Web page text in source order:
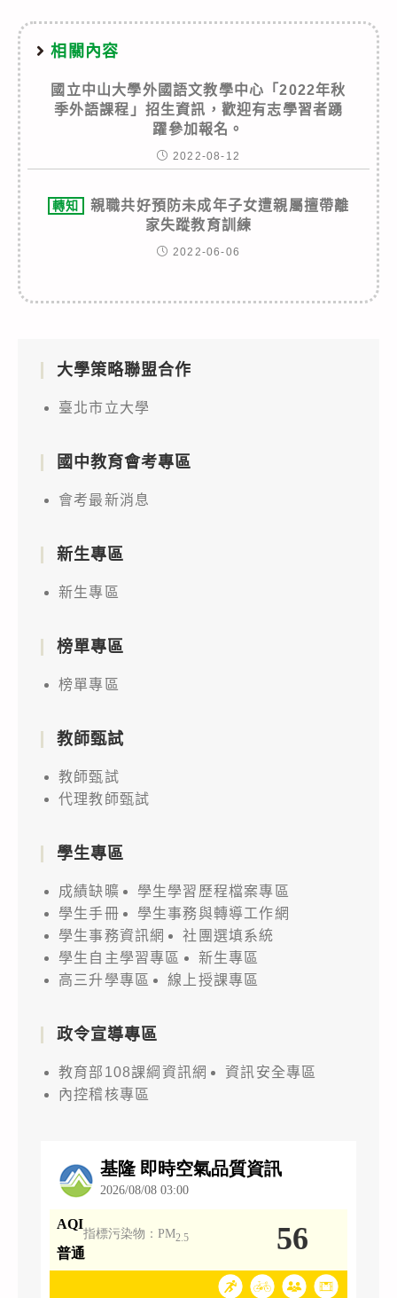
相關內容
國立中山大學外國語文教學中心「2022年秋
季外語課程」招生資訊，歡迎有志學習者踴
躍參加報名。
2022-08-12
轉知
親職共好預防未成年子女遭親屬擅帶離
家失蹤教育訓練
2022-06-06
大學策略聯盟合作
臺北市立大學
國中教育會考專區
會考最新消息
新生專區
新生專區
榜單專區
榜單專區
教師甄試
教師甄試
代理教師甄試
學生專區
成績缺曠
學生學習歷程檔案專區
學生手冊
學生事務與轉導工作網
學生事務資訊網
社團選填系統
學生自主學習專區
新生專區
高三升學專區
線上授課專區
政令宣導專區
教育部108課綱資訊網
資訊安全專區
內控稽核專區